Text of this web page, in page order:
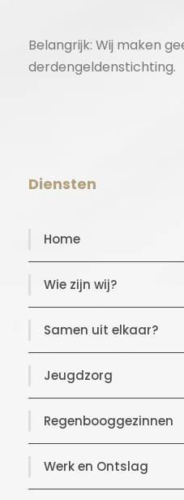
Belangrijk: Wij maken
derdengeldenstichting.
Diensten
Home
Wie zijn wij?
Samen uit elkaar?
Jeugdzorg
Regenbooggezinnen
Werk en Ontslag